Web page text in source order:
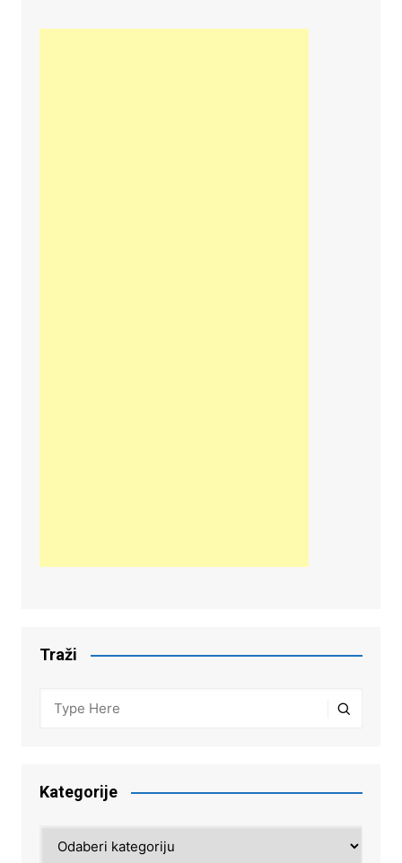
Traži
Kategorije